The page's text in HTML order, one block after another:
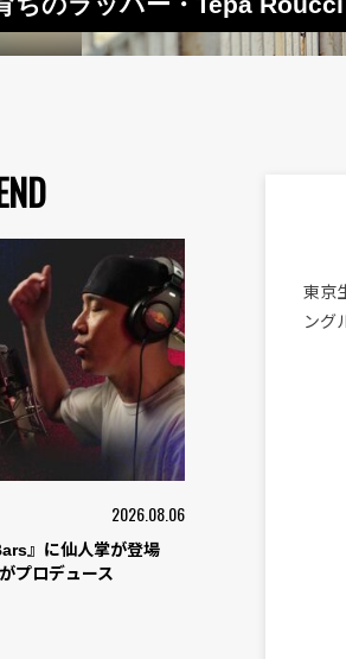
2026.08.06
』に仙人掌が登場
プロデュース
東京
ング